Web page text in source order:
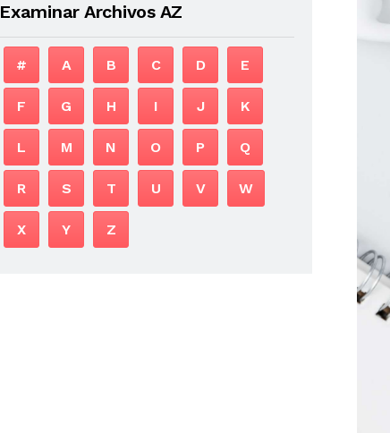
Examinar Archivos AZ
# A B C D E
F G H I J K
L M N O P Q
R S T U V W
X Y Z